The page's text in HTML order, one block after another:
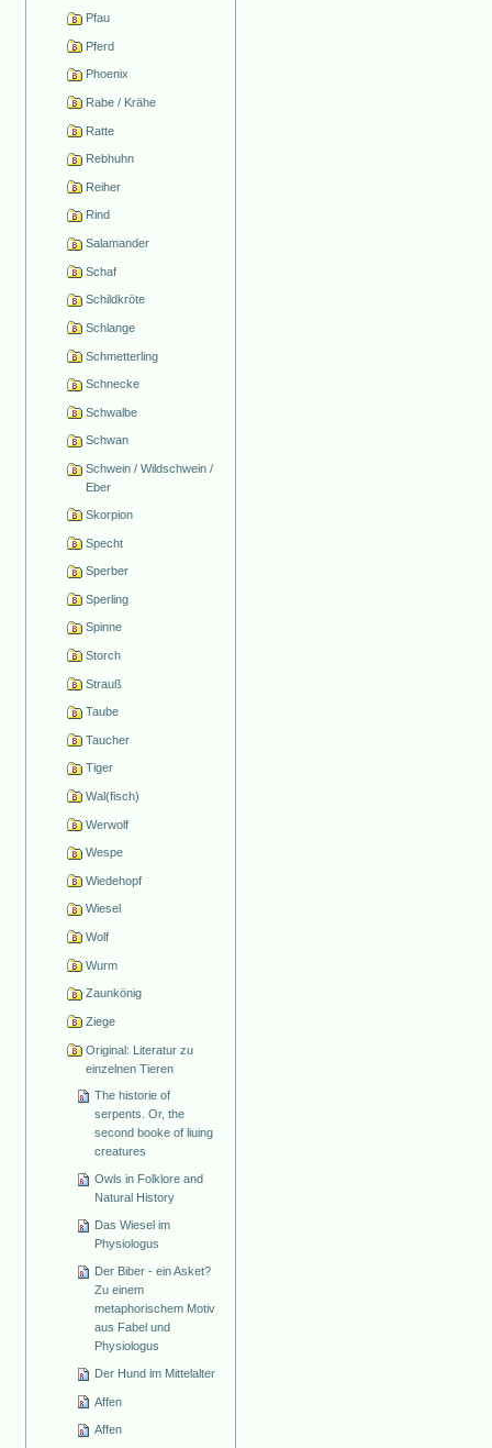
Pfau
Pferd
Phoenix
Rabe / Krähe
Ratte
Rebhuhn
Reiher
Rind
Salamander
Schaf
Schildkröte
Schlange
Schmetterling
Schnecke
Schwalbe
Schwan
Schwein / Wildschwein /
Eber
Skorpion
Specht
Sperber
Sperling
Spinne
Storch
Strauß
Taube
Taucher
Tiger
Wal(fisch)
Werwolf
Wespe
Wiedehopf
Wiesel
Wolf
Wurm
Zaunkönig
Ziege
Original: Literatur zu
einzelnen Tieren
The historie of
serpents. Or, the
second booke of liuing
creatures
Owls in Folklore and
Natural History
Das Wiesel im
Physiologus
Der Biber - ein Asket?
Zu einem
metaphorischem Motiv
aus Fabel und
Physiologus
Der Hund im Mittelalter
Affen
Affen